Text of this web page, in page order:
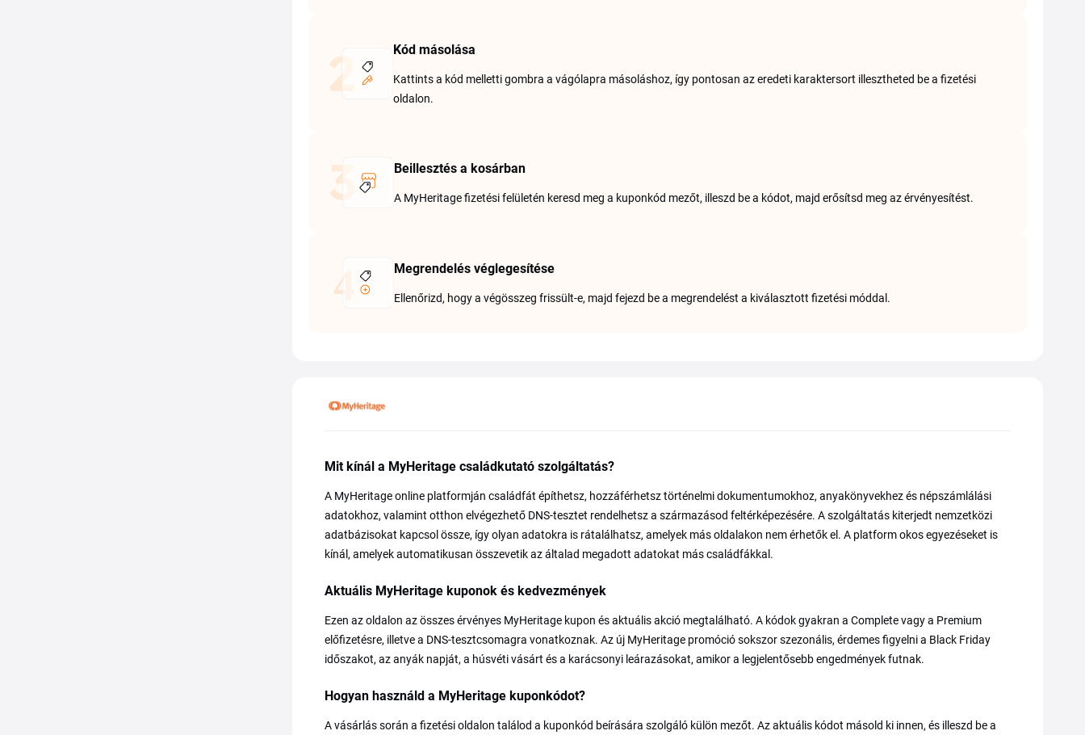
Kód másolása
Kattints a kód melletti gombra a vágólapra másoláshoz, így pontosan az eredeti karaktersort illesztheted be a fizetési
oldalon.
Beillesztés a kosárban
A MyHeritage fizetési felületén keresd meg a kuponkód mezőt, illeszd be a kódot, majd erősítsd meg az érvényesítést.
Megrendelés véglegesítése
Ellenőrizd, hogy a végösszeg frissült-e, majd fejezd be a megrendelést a kiválasztott fizetési móddal.
Mit kínál a MyHeritage családkutató szolgáltatás?
A MyHeritage online platformján családfát építhetsz, hozzáférhetsz történelmi dokumentumokhoz, anyakönyvekhez és népszámlálási
adatokhoz, valamint otthon elvégezhető DNS-tesztet rendelhetsz a származásod feltérképezésére. A szolgáltatás kiterjedt nemzetközi
adatbázisokat kapcsol össze, így olyan adatokra is rátalálhatsz, amelyek más oldalakon nem érhetők el. A platform okos egyezéseket is
kínál, amelyek automatikusan összevetik az általad megadott adatokat más családfákkal.
Aktuális MyHeritage kuponok és kedvezmények
Ezen az oldalon az összes érvényes MyHeritage kupon és aktuális akció megtalálható. A kódok gyakran a Complete vagy a Premium
előfizetésre, illetve a DNS-tesztcsomagra vonatkoznak. Az új MyHeritage promóció sokszor szezonális, érdemes figyelni a Black Friday
időszakot, az anyák napját, a húsvéti vásárt és a karácsonyi leárazásokat, amikor a legjelentősebb engedmények futnak.
Hogyan használd a MyHeritage kuponkódot?
A vásárlás során a fizetési oldalon találod a kuponkód beírására szolgáló külön mezőt. Az aktuális kódot másold ki innen, és illeszd be a